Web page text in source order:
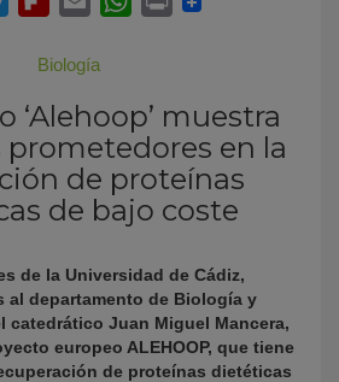
Biología
‘Alehoop’ muestra
prometedores en la
de proteínas
de bajo coste
de la Universidad de Cádiz,
al departamento de Biología y
catedrático Juan Miguel Mancera,
europeo ALEHOOP, que tiene
de proteínas dietéticas